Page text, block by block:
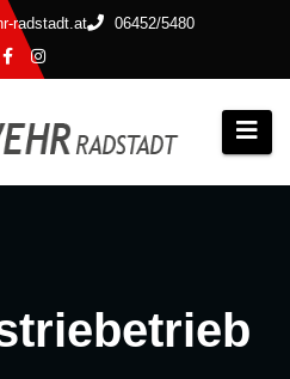
radstadt.at 06452/5480